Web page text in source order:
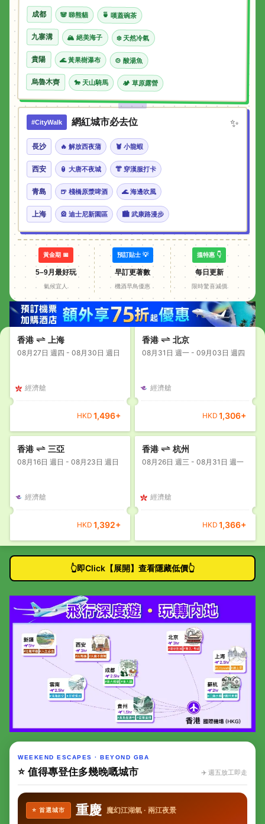
成都 🐼 睇熊貓 🍵 嘆蓋碗茶
九寨溝 🏔 絕美海子 ❄️ 天然冷氣
貴陽 🌊 黃果樹瀑布 🍲 酸湯魚
烏魯木齊 🐎 天山騎馬 🏕 草原露營
#CityWalk 網紅城市必去位 ✨
長沙 🔥 解放西夜蒲 🦞 小龍蝦
西安 🏮 大唐不夜城 👘 穿漢服打卡
青島 🍺 棧橋原漿啤酒 🌊 海邊吹風
上海 🎡 迪士尼新園區 🏙 武康路漫步
黃金期 📅
5–9月最好玩
氣候宜人
預訂貼士 💡
早訂更著數
機酒早鳥優惠
搵特惠 👇
每日更新
限時驚喜減價
香港 上海
08月27日 週四 - 08月30日 週日
經濟艙
HKD 1,496+
香港 北京
08月31日 週一 - 09月03日 週四
經濟艙
HKD 1,306+
香港 三亞
08月16日 週日 - 08月23日 週日
經濟艙
HKD 1,392+
香港 杭州
08月26日 週三 - 08月31日 週一
經濟艙
HKD 1,366+
👆即Click【展開】查看隱藏低價👆
WEEKEND ESCAPES · BEYOND GBA
⭐ 值得專登住多幾晚嘅城市 ✈️ 週五放工即走
⭐ 首選城市 重慶 魔幻江湖氣 · 兩江夜景